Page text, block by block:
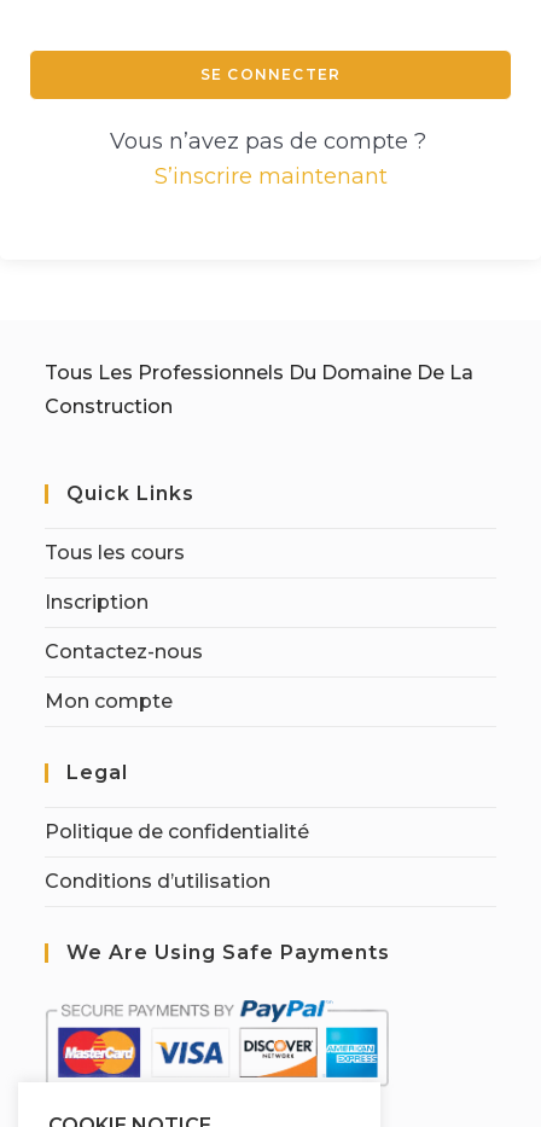
SE CONNECTER
Vous n’avez pas de compte ?
S’inscrire maintenant
Tous Les Professionnels Du Domaine De La
Construction
Quick Links
Tous les cours
Inscription
Contactez-nous
Mon compte
Legal
Politique de confidentialité
Conditions d’utilisation
We Are Using Safe Payments